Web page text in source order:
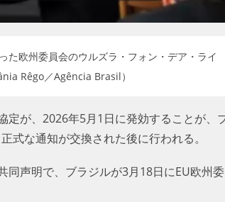
た欧州委員会のウルズラ・フォン・デア・ライ
Rêgo／Agência Brasil）
定が、2026年5月1日に発効することが、
正式な通知が交換された後に行われる。
同声明で、ブラジルが3月18日にEU欧州委